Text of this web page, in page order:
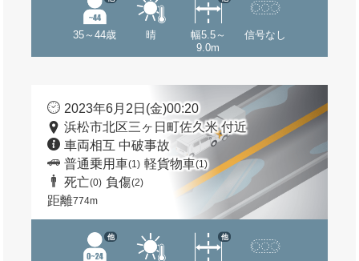
35～44歳 晴
幅5.5～
9.0m
信号なし
2023年6月2日(金)00:20
浜松市北区三ヶ日町佐久米 付近
車両相互 中破事故
普通乗用車(1) 軽貨物車(1)
死亡(0) 負傷(2)
距離774m
他 他